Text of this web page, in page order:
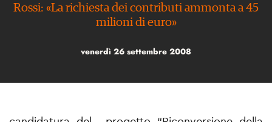
Rossi: «La richiesta dei contributi ammonta a 45
milioni di euro»
venerdì 26 settembre 2008